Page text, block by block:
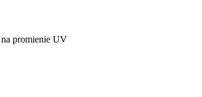
promienie UV